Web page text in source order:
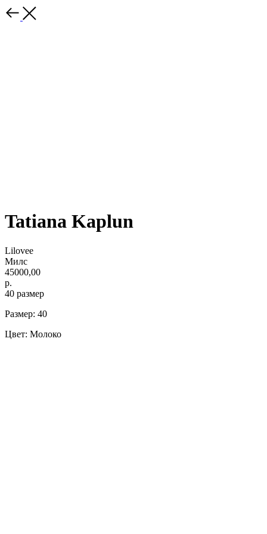
Tatiana Kaplun
Lilovee
Милс
45000,00
р.
40 размер
Размер: 40
Цвет: Молоко